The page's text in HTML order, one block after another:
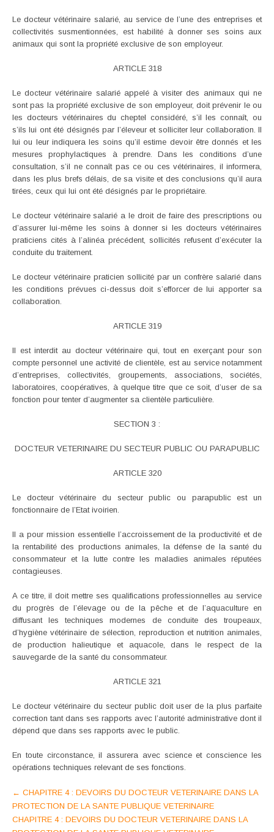
Le docteur vétérinaire salarié, au service de l’une des entreprises et
collectivités susmentionnées, est habilité à donner ses soins aux
animaux qui sont la propriété exclusive de son employeur.
ARTICLE 318
Le docteur vétérinaire salarié appelé à visiter des animaux qui ne
sont pas la propriété exclusive de son employeur, doit prévenir le ou
les docteurs vétérinaires du cheptel considéré, s’il les connaît, ou
s’ils lui ont été désignés par l’éleveur et solliciter leur collaboration. Il
lui ou leur indiquera les soins qu’il estime devoir être donnés et les
mesures prophylactiques à prendre. Dans les conditions d’une
consultation, s’il ne connaît pas ce ou ces vétérinaires, il informera,
dans les plus brefs délais, de sa visite et des conclusions qu’il aura
tirées, ceux qui lui ont été désignés par le propriétaire.
Le docteur vétérinaire salarié a le droit de faire des prescriptions ou
d’assurer lui-même les soins à donner si les docteurs vétérinaires
praticiens cités à l’alinéa précédent, sollicités refusent d’exécuter la
conduite du traitement.
Le docteur vétérinaire praticien sollicité par un confrère salarié dans
les conditions prévues ci-dessus doit s’efforcer de lui apporter sa
collaboration.
ARTICLE 319
Il est interdit au docteur vétérinaire qui, tout en exerçant pour son
compte personnel une activité de clientèle, est au service notamment
d’entreprises, collectivités, groupements, associations, sociétés,
laboratoires, coopératives, à quelque titre que ce soit, d’user de sa
fonction pour tenter d’augmenter sa clientèle particulière.
SECTION 3 :
DOCTEUR VETERINAIRE DU SECTEUR PUBLIC OU PARAPUBLIC
ARTICLE 320
Le docteur vétérinaire du secteur public ou parapublic est un
fonctionnaire de l’Etat ivoirien.
Il a pour mission essentielle l’accroissement de la productivité et de
la rentabilité des productions animales, la défense de la santé du
consommateur et la lutte contre les maladies animales réputées
contagieuses.
A ce titre, il doit mettre ses qualifications professionnelles au service
du progrès de l’élevage ou de la pêche et de l’aquaculture en
diffusant les techniques modernes de conduite des troupeaux,
d’hygiène vétérinaire de sélection, reproduction et nutrition animales,
de production halieutique et aquacole, dans le respect de la
sauvegarde de la santé du consommateur.
ARTICLE 321
Le docteur vétérinaire du secteur public doit user de la plus parfaite
correction tant dans ses rapports avec l’autorité administrative dont il
dépend que dans ses rapports avec le public.
En toute circonstance, il assurera avec science et conscience les
opérations techniques relevant de ses fonctions.
Post
navigation
← CHAPITRE 4 : DEVOIRS DU DOCTEUR VETERINAIRE DANS LA
PROTECTION DE LA SANTE PUBLIQUE VETERINAIRE
CHAPITRE 4 : DEVOIRS DU DOCTEUR VETERINAIRE DANS LA